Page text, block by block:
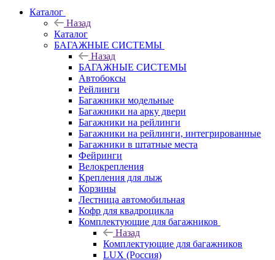
Каталог
Назад
Каталог
БАГАЖНЫЕ СИСТЕМЫ
Назад
БАГАЖНЫЕ СИСТЕМЫ
Автобоксы
Рейлинги
Багажники модельные
Багажники на арку двери
Багажники на рейлинги
Багажники на рейлинги, интегрированные
Багажники в штатные места
Фейринги
Велокрепления
Крепления для лыж
Корзины
Лестница автомобильная
Кофр для квадроцикла
Комплектующие для багажников
Назад
Комплектующие для багажников
LUX (Россия)